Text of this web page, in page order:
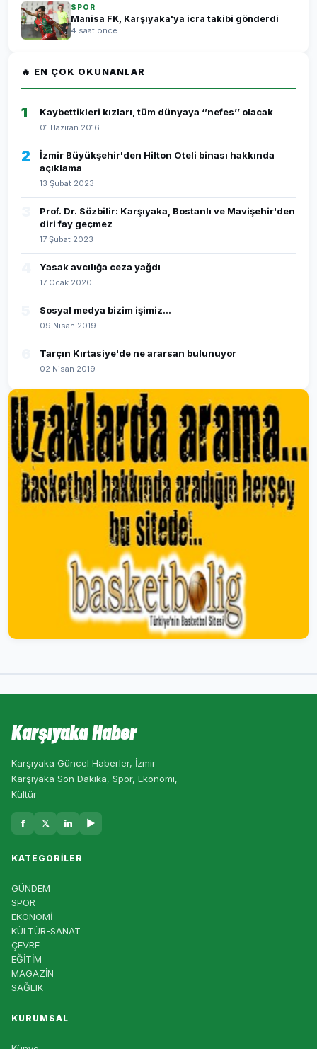
SPOR
Manisa FK, Karşıyaka'ya icra takibi gönderdi
4 saat önce
🔥 EN ÇOK OKUNANLAR
1 Kaybettikleri kızları, tüm dünyaya ‘’nefes’’ olacak
01 Haziran 2016
2
İzmir Büyükşehir'den Hilton Oteli binası hakkında
açıklama
13 Şubat 2023
Prof. Dr. Sözbilir: Karşıyaka, Bostanlı ve Mavişehir'den
diri fay geçmez
17 Şubat 2023
Yasak avcılığa ceza yağdı
17 Ocak 2020
Sosyal medya bizim işimiz...
09 Nisan 2019
Tarçın Kırtasiye'de ne ararsan bulunuyor
02 Nisan 2019
Karşıyaka Haber
Karşıyaka Güncel Haberler, İzmir
Karşıyaka Son Dakika, Spor, Ekonomi,
Kültür
f 𝕏 in ▶
KATEGORILER
GÜNDEM
SPOR
EKONOMİ
KÜLTÜR-SANAT
ÇEVRE
EĞİTİM
MAGAZİN
SAĞLIK
KURUMSAL